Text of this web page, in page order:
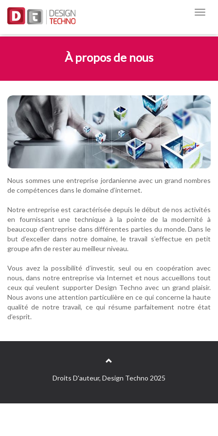
À propos de nous
Nous sommes une entreprise jordanienne avec un grand nombres
de compétences dans le domaine d’internet.
Notre entreprise est caractérisée depuis le début de nos activités
en fournissant une technique à la pointe de la modernité à
beaucoup d’entreprise dans différentes parties du monde. Dans le
but d’exceller dans notre domaine, le travail s’effectue en petit
groupe afin de rester au meilleur niveau.
Vous avez la possibilité d’investir, seul ou en coopération avec
nous, dans notre entreprise via Internet et nous accueillons tout
ceux qui veulent supporter Design Techno avec un grand plaisir.
Nous avons une attention particulière en ce qui concerne la haute
qualité de notre travail, ce qui résume parfaitement notre état
d’esprit.
Droits D'auteur, Design Techno 2025